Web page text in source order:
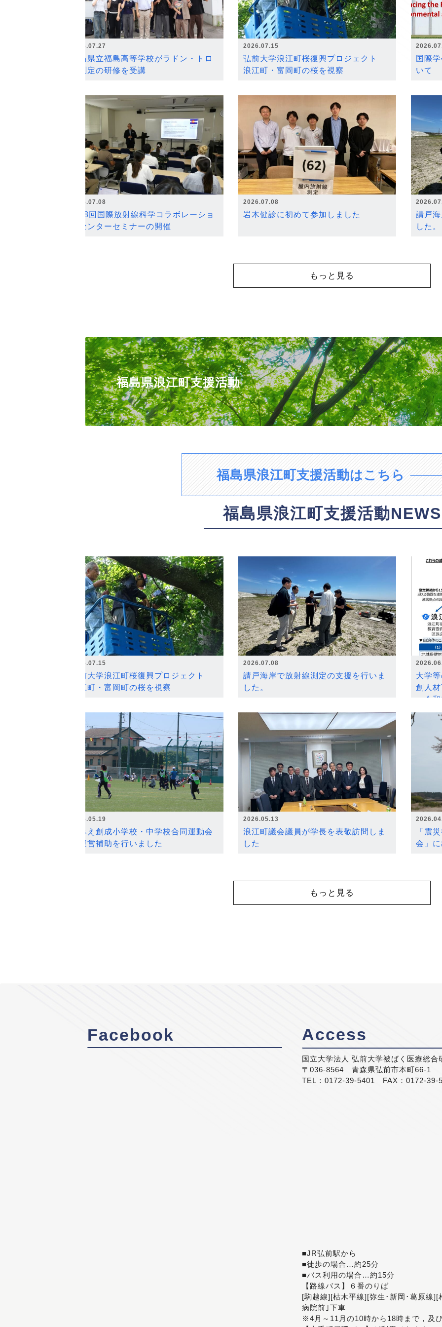
2026.07.27
福島県立福島高等学校がラドン・トロ
ン測定の研修を受講
2026.07.15
弘前大学浪江町桜復興プロジェクト
浪江町・富岡町の桜を視察
国際
いて
2026.07.08
第18回国際放射線科学コラボレーショ
ンセンターセミナーの開催
2026.07.08
岩木健診に初めて参加しました
請戸
した。
もっと見る
福島県浪江町支援活動
福島県浪江町支援活動はこちら
福島県浪江町支援活動NEWS
2026.07.15
弘前大学浪江町桜復興プロジェクト
浪江町・富岡町の桜を視察
2026.07.08
請戸海岸で放射線測定の支援を行いま
した。
大学
創人
～令
2026.05.19
なみえ創成小学校・中学校合同運動会
の運営補助を行いました
2026.05.13
浪江町議会議員が学長を表敬訪問しま
した
「震
会」
もっと見る
Facebook Access
国立大学法人 弘前大学被ばく医療総合
〒036-8564 青森県弘前市本町66-1
TEL：0172-39-5401 FAX：0172-39-
■JR弘前駅から
■徒歩の場合…約25分
■バス利用の場合…約15分
【路線バス】６番のりば
[駒越線][枯木平線][弥生･新岡･葛原線
病院前｣下車
※4月～11月の10時から18時まで，及